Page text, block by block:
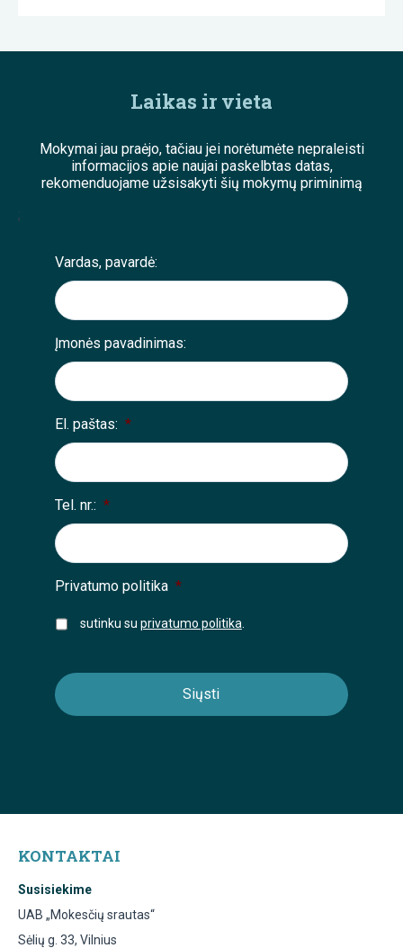
Laikas ir vieta
Mokymai jau praėjo, tačiau jei norėtumėte nepraleisti
informacijos apie naujai paskelbtas datas,
rekomenduojame užsisakyti šių mokymų priminimą
;
Vardas, pavardė:
Įmonės pavadinimas:
El. paštas: *
Tel. nr.: *
Privatumo politika *
sutinku su privatumo politika
KONTAKTAI
Susisiekime
UAB „Mokesčių srautas“
Sėlių g. 33, Vilnius